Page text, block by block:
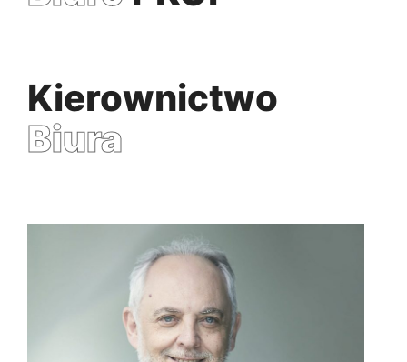
Kierownictwo
Biura